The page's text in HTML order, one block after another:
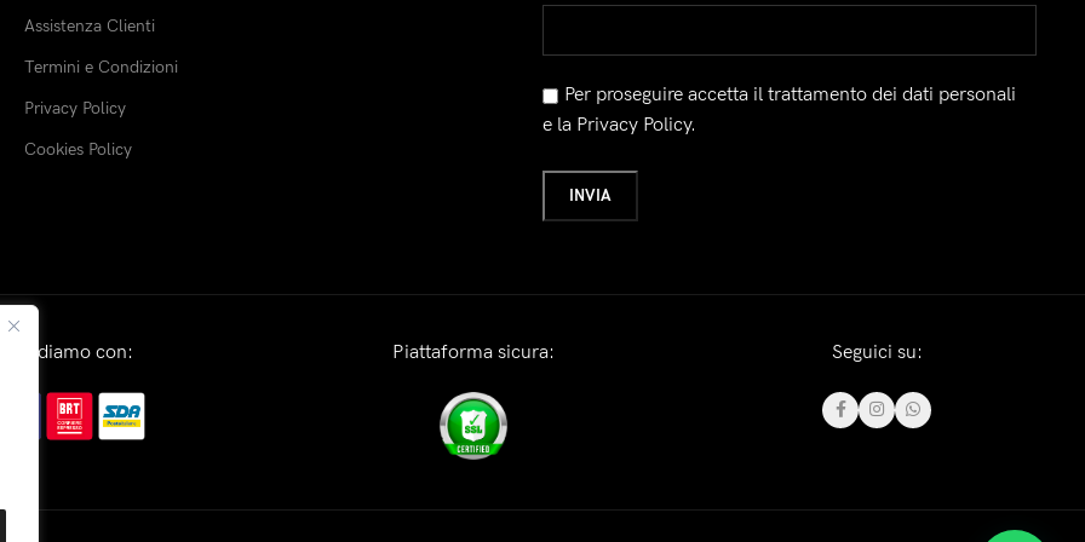
Assistenza Clienti
Termini e Condizioni
Privacy Policy
Cookies Policy
Per proseguire accetta il trattamento dei dati personali
e la Privacy Policy.
Spediamo con: Piattaforma sicura: Seguici su: